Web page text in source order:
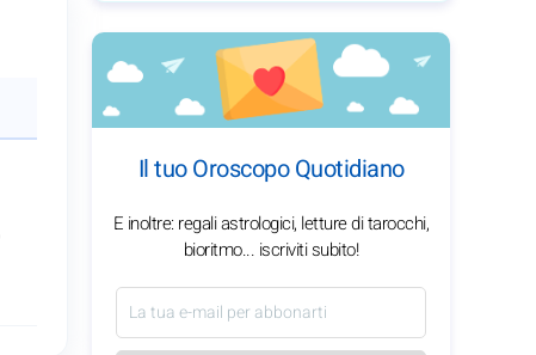
Il tuo Oroscopo Quotidiano
E inoltre: regali astrologici, letture di tarocchi,
bioritmo... iscriviti subito!